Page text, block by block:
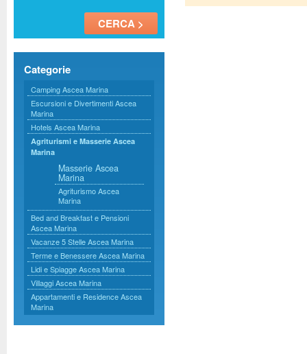
Categorie
Camping Ascea Marina
Escursioni e Divertimenti Ascea
Marina
Hotels Ascea Marina
Agriturismi e Masserie Ascea
Marina
Masserie Ascea
Marina
Agriturismo Ascea
Marina
Bed and Breakfast e Pensioni
Ascea Marina
Vacanze 5 Stelle Ascea Marina
Terme e Benessere Ascea Marina
Lidi e Spiagge Ascea Marina
Villaggi Ascea Marina
Appartamenti e Residence Ascea
Marina